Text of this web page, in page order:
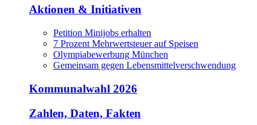
Aktionen & Initiativen
Petition Minijobs erhalten
7 Prozent Mehrwertsteuer auf Speisen
Olympiabewerbung München
Gemeinsam gegen Lebensmittelverschwendung
Kommunalwahl 2026
Zahlen, Daten, Fakten